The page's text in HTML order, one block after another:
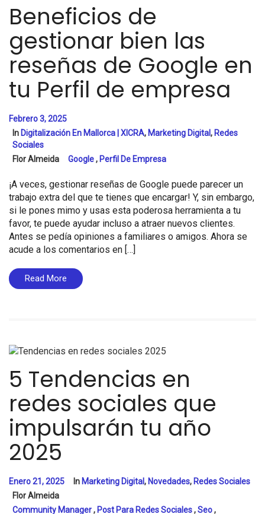
Beneficios de
gestionar bien las
reseñas de Google en
tu Perfil de empresa
Febrero 3, 2025
In Digitalización En Mallorca | XICRA, Marketing Digital, Redes
Sociales
Flor Almeida
Google, Perfil De Empresa
¡A veces, gestionar reseñas de Google puede parecer un
trabajo extra del que te tienes que encargar! Y, sin embargo,
si le pones mimo y usas esta poderosa herramienta a tu
favor, te puede ayudar incluso a atraer nuevos clientes.
Antes se pedía opiniones a familiares o amigos. Ahora se
acude a los comentarios en […]
Read More
5 Tendencias en
redes sociales que
impulsarán tu año
2025
Enero 21, 2025 In Marketing Digital, Novedades, Redes Sociales
Flor Almeida
Community Manager, Post Para Redes Sociales,Seo,